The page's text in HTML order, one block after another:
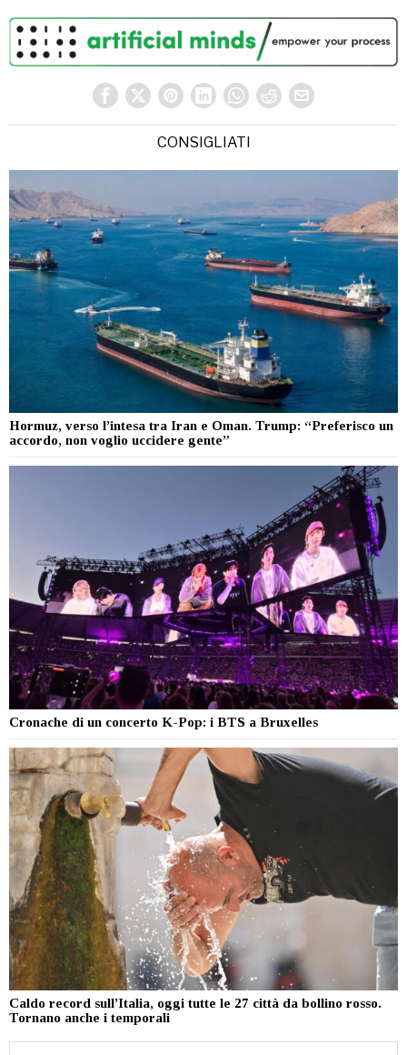
CONSIGLIATI
Hormuz, verso l’intesa tra Iran e Oman. Trump: “Preferisco un
accordo, non voglio uccidere gente”
Cronache di un concerto K-Pop: i BTS a Bruxelles
Caldo record sull’Italia, oggi tutte le 27 città da bollino rosso.
Tornano anche i temporali